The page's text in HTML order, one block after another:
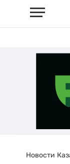
Новости